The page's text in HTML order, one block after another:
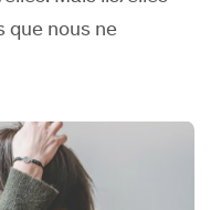
que nous ne